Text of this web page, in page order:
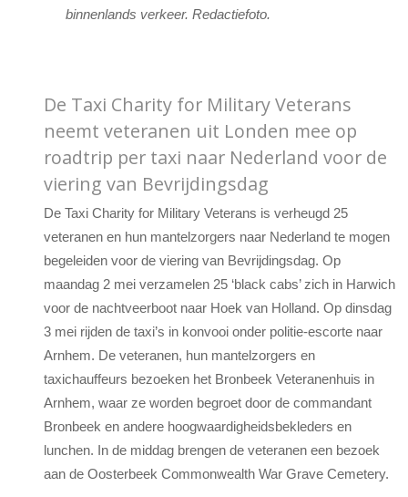
binnenlands verkeer. Redactiefoto.
De Taxi Charity for Military Veterans
neemt veteranen uit Londen mee op
roadtrip per taxi naar Nederland voor de
viering van Bevrijdingsdag
De Taxi Charity for Military Veterans is verheugd 25
veteranen en hun mantelzorgers naar Nederland te mogen
begeleiden voor de viering van Bevrijdingsdag. Op
maandag 2 mei verzamelen 25 ‘black cabs’ zich in Harwich
voor de nachtveerboot naar Hoek van Holland. Op dinsdag
3 mei rijden de taxi’s in konvooi onder politie-escorte naar
Arnhem. De veteranen, hun mantelzorgers en
taxichauffeurs bezoeken het Bronbeek Veteranenhuis in
Arnhem, waar ze worden begroet door de commandant
Bronbeek en andere hoogwaardigheidsbekleders en
lunchen. In de middag brengen de veteranen een bezoek
aan de Oosterbeek Commonwealth War Grave Cemetery.